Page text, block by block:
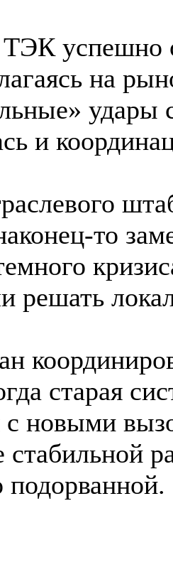
ТЭК успешно
на
и
то
решать
старая
с новыми
стабильной
подорванной.